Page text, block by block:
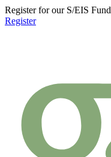
Register for our S/EIS Fund
Register